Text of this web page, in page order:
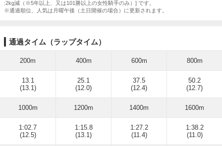
:2kg減（※5年以上、又は101勝以上の女性騎手のみ）] です。
※通過順位、人気は月曜午後（土日開催の場合）に更新されます。
通過タイム（ラップタイム）
200m 400m 600m 800m
13.1
(13.1)
25.1
(12.0)
37.5
(12.4)
50.2
(12.7)
1000m 1200m 1400m 1600m
1:02.7
(12.5)
1:15.8
(13.1)
1:27.2
(11.4)
1:38.2
(11.0)